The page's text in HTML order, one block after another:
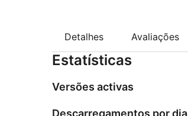
Detalhes Avaliações
Estatísticas
Versões activas